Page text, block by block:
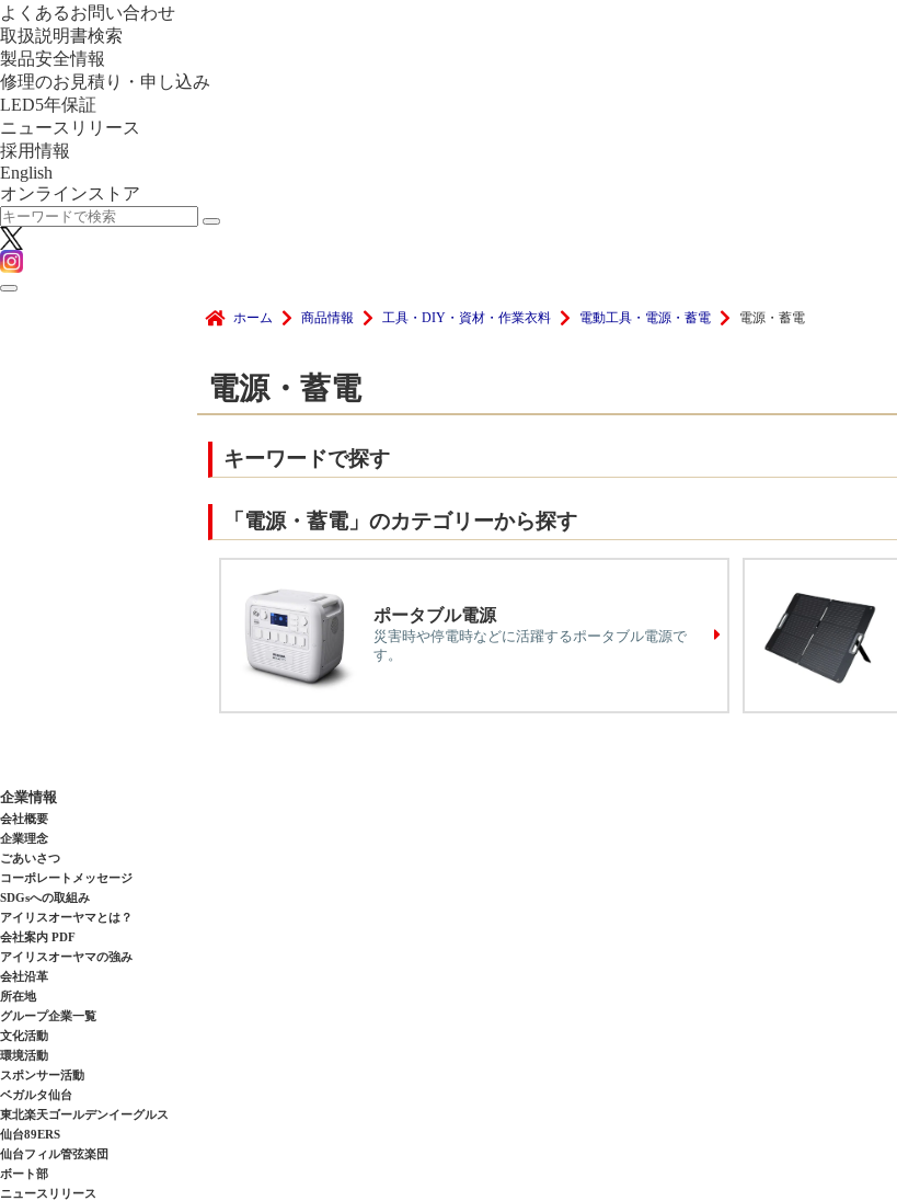
よくあるお問い合わせ
取扱説明書検索
製品安全情報
修理のお見積り・申し込み
LED5年保証
ニュースリリース
採用情報
English
オンラインストア
ホーム 商品情報 工具・DIY・資材・作業衣料 電動工具・電源・蓄電 電源・蓄電
電源・蓄電
キーワードで探す
「電源・蓄電」のカテゴリーから探す
ポータブル電源
災害時や停電時などに活躍するポータブル電源で
す。
企業情報
会社概要
企業理念
ごあいさつ
コーポレートメッセージ
SDGsへの取組み
アイリスオーヤマとは？
会社案内 PDF
アイリスオーヤマの強み
会社沿革
所在地
グループ企業一覧
文化活動
環境活動
スポンサー活動
ベガルタ仙台
東北楽天ゴールデンイーグルス
仙台89ERS
仙台フィル管弦楽団
ボート部
ニュースリリース